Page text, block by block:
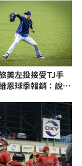
美左投接受TJ手
球季報銷：說不